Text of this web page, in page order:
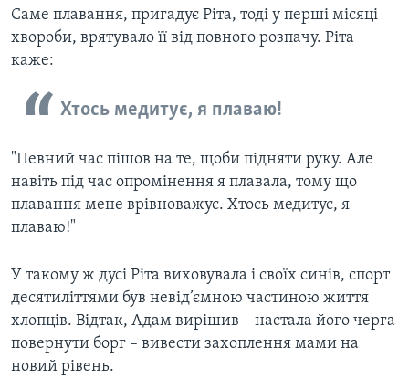
Саме плавання, пригадує Ріта, тоді у перші місяці
хвороби, врятувало її від повного розпачу. Ріта
каже:
Хтось медитує, я плаваю!
"Певний час пішов на те, щоби підняти руку. Але
навіть під час опромінення я плавала, тому що
плавання мене врівноважує. Хтось медитує, я
плаваю!"
У такому ж дусі Ріта виховувала і своїх синів, спорт
десятиліттями був невід’ємною частиною життя
хлопців. Відтак, Адам вирішив – настала його черга
повернути борг – вивести захоплення мами на
новий рівень.